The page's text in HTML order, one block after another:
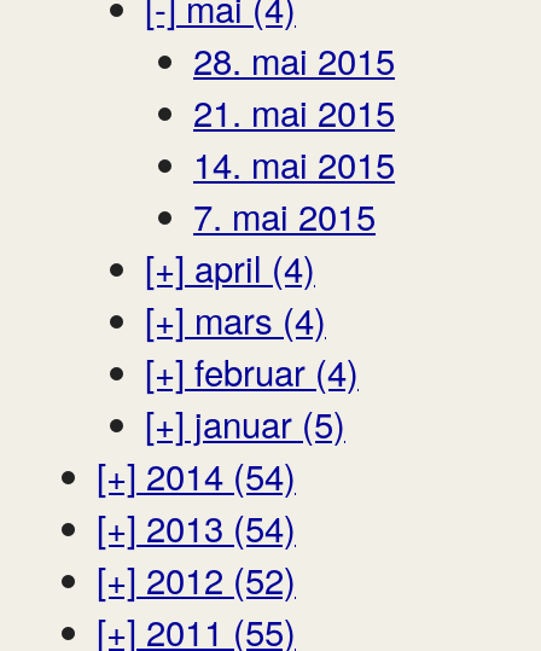
28. mai 2015
21. mai 2015
14. mai 2015
7. mai 2015
[+] april (4)
[+] mars (4)
[+] februar (4)
[+] januar (5)
[+] 2014 (54)
[+] 2013 (54)
[+] 2012 (52)
[+] 2011 (55)